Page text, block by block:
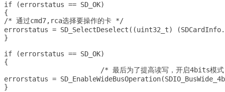
if (errorstatus == SD_OK)
{
/* 通过cmd7,rca选择要操作的卡 */
errorstatus = SD_SelectDeselect((uint32_t)
}
if (errorstatus == SD_OK)
{
errorstatus =
}